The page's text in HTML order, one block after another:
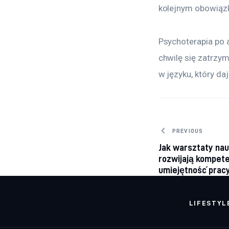
kolejnym
Psychoterapia po
chwilę się
w języku, który
PREVIOUS
Jak warsztaty
rozwijają
umiejętność